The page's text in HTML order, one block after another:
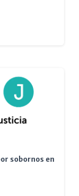
sobornos en